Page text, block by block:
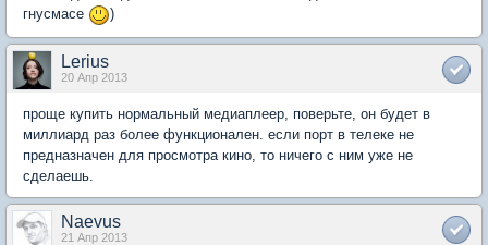
гнусмасе
)
Lerius
20 Апр 2013
проще купить нормальный медиаплеер, поверьте, он будет в
миллиард раз более функционален. если порт в телеке не
предназначен для просмотра кино, то ничего с ним уже не
сделаешь.
Naevus
21 Апр 2013